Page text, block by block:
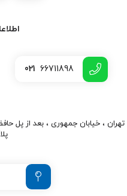
021 66711898
تهران ، خیابان جمهوری ، بعد از پل